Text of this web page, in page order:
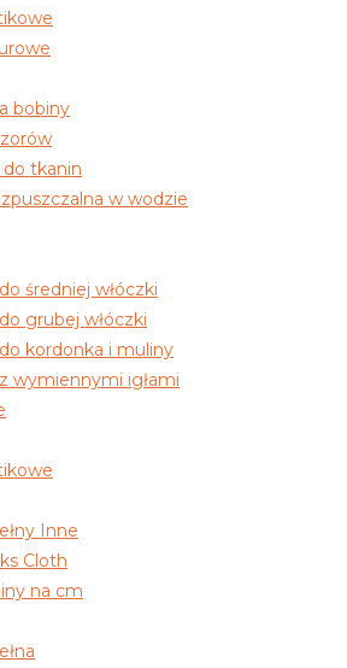
bobiny
do tkanin
w wodzie
średniej włóczki
grubej włóczki
kordonka i muliny
wymiennymi igłami
Inne
Cloth
na cm